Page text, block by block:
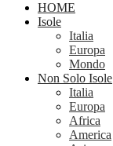
HOME
Isole
Italia
Europa
Mondo
Non Solo Isole
Italia
Europa
Africa
America